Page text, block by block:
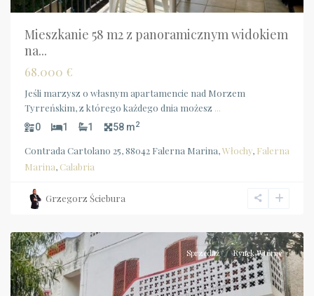
Mieszkanie 58 m2 z panoramicznym widokiem
na...
68.000 €
Jeśli marzysz o własnym apartamencie nad Morzem
Tyrreńskim, z którego każdego dnia możesz ...
0 1 1 58 m2
Contrada Cartolano 25, 88042 Falerna Marina,Włochy, Falerna
Marina, Calabria
Grzegorz Ściebura
Falerna
Sprzedaż Rynek Wtórny